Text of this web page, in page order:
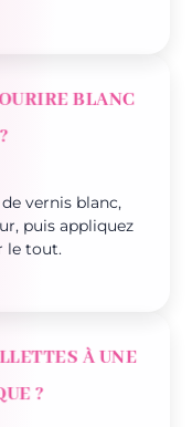
BLANC
vernis blanc,
puis appliquez
le tout.
À UNE
?